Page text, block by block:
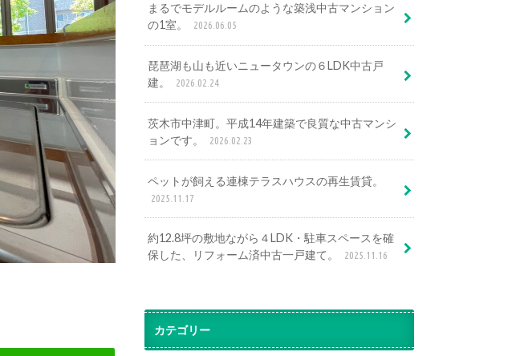
まるでモデルルームのような築浅中古マンション
の1室。
2026.06.05
琵琶湖も山も近いニュータウンの６LDK中古戸
建。
2026.02.24
茨木市中津町。平成14年建築で良質な中古マンシ
ョンです。
2026.02.23
ペットが飼える連棟テラスハウスの再生賃貸。
2025.11.17
約12.8坪の敷地ながら４LDK・駐車スペースを確
保した、リフォーム済中古一戸建て。
2025.11.16
カテゴリー